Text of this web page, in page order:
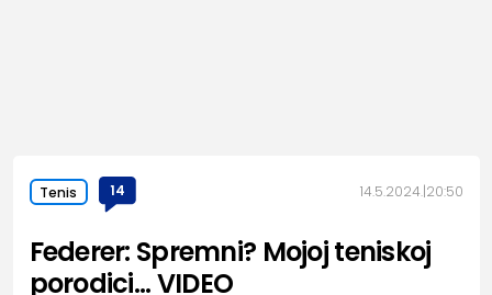
Tenis 14 14.5.2024. 20:50
Federer: Spremni? Mojoj teniskoj
porodici... VIDEO